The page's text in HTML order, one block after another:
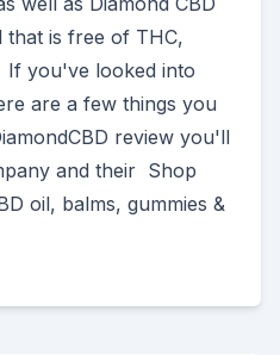
that is free of THC,
you've looked into
are a few things you
review you'll
and their Shop
oil, balms, gummies &